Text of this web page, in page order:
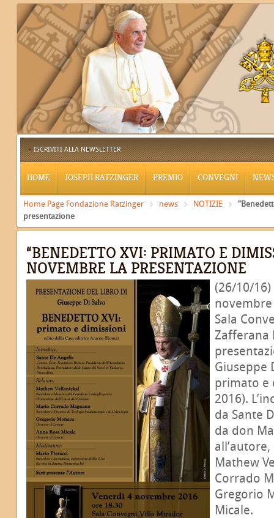
ISCRIVITI ALLA NEWSLETTER
HOME JOSEPH RATZINGER PREMIO CONVEGNI
Home Page Fondazione Ratzinger news NOTIZIE
presentazione
“BENEDETTO XVI: PRIMATO E
NOVEMBRE LA PRESENTAZIONE
(26/10/
Sala
Zafferana
Giuseppe
primato e
2016).
da Sante
da don
Mathew
Corrado
Gregorio
Micale.